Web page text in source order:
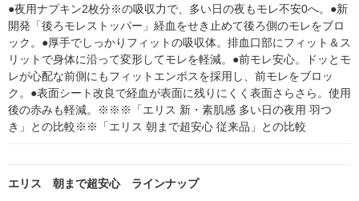
●夜用ナプキン2枚分※の吸収力で、多い日の夜もモレ不安0へ。●新
開発「後ろモレストッパー」経血をせき止めて後ろ側のモレをブロ
ック。●厚手でしっかりフィットの吸収体。排血口部にフィット＆ス
リットで身体に沿って変形してモレを軽減。●前モレ安心。ドッとモ
レが心配な前側にもフィットエンボスを採用し、前モレをブロッ
ク。●表面シート改良で経血が表面に残りにくく表面さらさら。使用
後の赤みも軽減。※※※「エリス 新・素肌感 多い日の夜用 羽つ
き」との比較※※「エリス 朝まで超安心 従来品」との比較
エリス 朝まで超安心 ラインナップ